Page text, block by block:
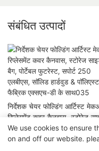
संबंधित उत्पादों
निर्देशक चेयर फोल्डिंग आर्टिस्ट
रिप्लेसमेंट कवर कैनवास, स्टोरेज
बैग, पोर्टेबल फुटरेस्ट, सपोर्ट 250
एलबीएस, सॉलिड हार्डवुड &
We use cookies to ensure
on and off our website.